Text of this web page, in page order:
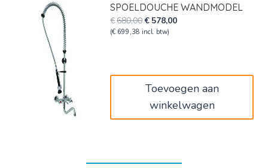
SPOELDOUCHE WANDMODEL
€680,00Oorspronkelijke
prijs
€ 578,00Huidige
(€ 699,38 incl. btw)
Toevoegen aan
winkelwagen